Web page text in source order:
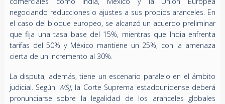
negociando reducciones o ajustes a sus propios aranceles. En
el caso del bloque europeo, se alcanzó un acuerdo preliminar
que fija una tasa base del 15%, mientras que India enfrenta
tarifas del 50% y México mantiene un 25%, con la amenaza
cierta de un incremento al 30%.
La disputa, además, tiene un escenario paralelo en el ámbito
judicial. Según WSJ, la Corte Suprema estadounidense deberá
pronunciarse sobre la legalidad de los aranceles globales